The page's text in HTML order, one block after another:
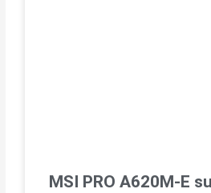
MSI PRO A620M-E